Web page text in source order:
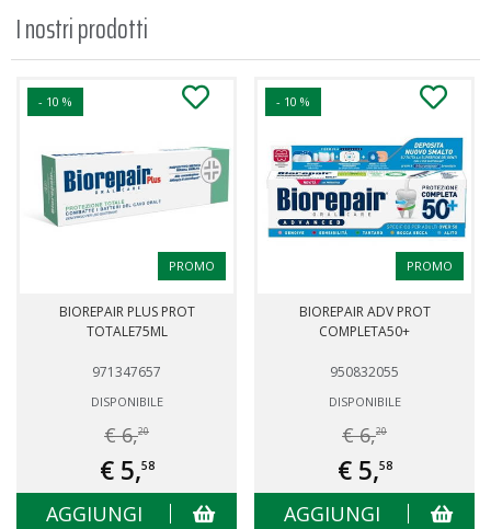
I nostri prodotti
- 10 %
PROMO
BIOREPAIR PLUS PROT
TOTALE75ML
971347657
DISPONIBILE
€ 6,20
€ 5,58
AGGIUNGI
- 10 %
PROMO
BIOREPAIR ADV PROT
COMPLETA50+
950832055
DISPONIBILE
€ 6,20
€ 5,58
AGGIUNGI